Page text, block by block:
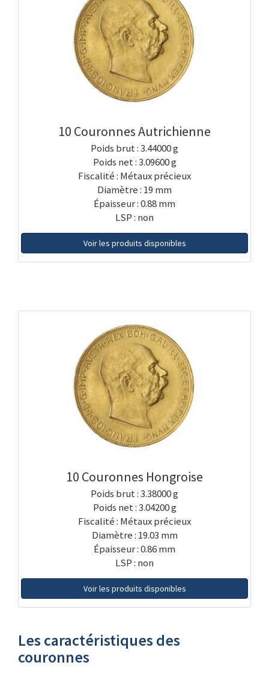
10 Couronnes Autrichienne
Poids brut : 3.44000 g
Poids net : 3.09600 g
Fiscalité : Métaux précieux
Diamètre : 19 mm
Épaisseur : 0.88 mm
LSP : non
Voir les produits disponibles
10 Couronnes Hongroise
Poids brut : 3.38000 g
Poids net : 3.04200 g
Fiscalité : Métaux précieux
Diamètre : 19.03 mm
Épaisseur : 0.86 mm
LSP : non
Voir les produits disponibles
Les caractéristiques des
couronnes